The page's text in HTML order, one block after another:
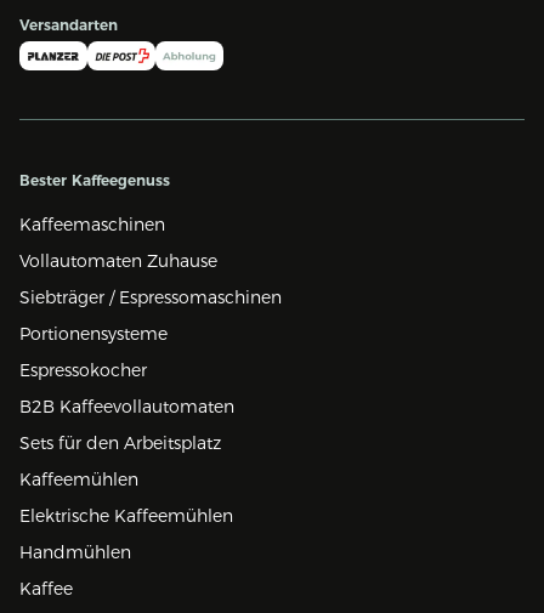
Versandarten
Bester Kaffeegenuss
Kaffeemaschinen
Vollautomaten Zuhause
Siebträger / Espressomaschinen
Portionensysteme
Espressokocher
B2B Kaffeevollautomaten
Sets für den Arbeitsplatz
Kaffeemühlen
Elektrische Kaffeemühlen
Handmühlen
Kaffee